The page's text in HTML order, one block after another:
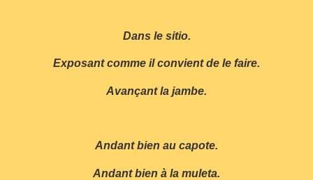
Dans le sitio.
Exposant comme il convient de le faire.
Avançant la jambe.
Andant bien au capote.
Andant bien à la muleta.